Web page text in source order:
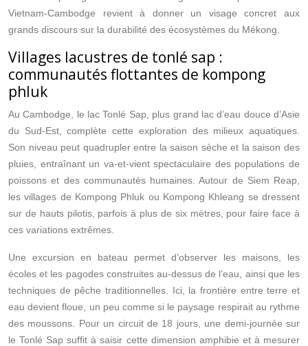
Vietnam-Cambodge revient à donner un visage concret aux
grands discours sur la durabilité des écosystèmes du Mékong.
Villages lacustres de tonlé sap :
communautés flottantes de kompong
phluk
Au Cambodge, le lac Tonlé Sap, plus grand lac d’eau douce d’Asie
du Sud-Est, complète cette exploration des milieux aquatiques.
Son niveau peut quadrupler entre la saison sèche et la saison des
pluies, entraînant un va-et-vient spectaculaire des populations de
poissons et des communautés humaines. Autour de Siem Reap,
les villages de Kompong Phluk ou Kompong Khleang se dressent
sur de hauts pilotis, parfois à plus de six mètres, pour faire face à
ces variations extrêmes.
Une excursion en bateau permet d’observer les maisons, les
écoles et les pagodes construites au-dessus de l’eau, ainsi que les
techniques de pêche traditionnelles. Ici, la frontière entre terre et
eau devient floue, un peu comme si le paysage respirait au rythme
des moussons. Pour un circuit de 18 jours, une demi-journée sur
le Tonlé Sap suffit à saisir cette dimension amphibie et à mesurer